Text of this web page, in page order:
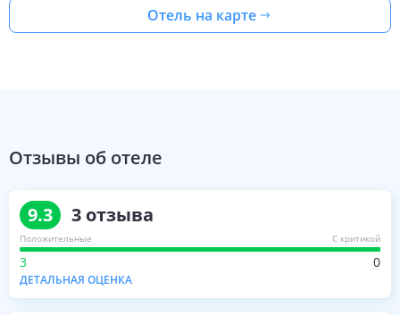
Отель на карте
Отзывы об отеле
9.3 3 отзыва
Положительные С критикой
3 0
ДЕТАЛЬНАЯ ОЦЕНКА